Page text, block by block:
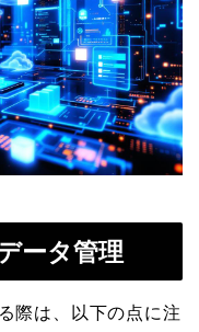
ータ管理
際は、以下の点に注